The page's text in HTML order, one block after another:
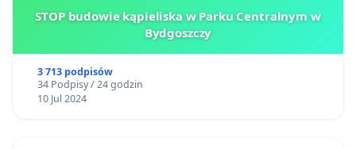
STOP budowie kąpieliska w Parku Centralnym w
Bydgoszczy
3 713 podpisów
34 Podpisy / 24 godzin
10 Jul 2024